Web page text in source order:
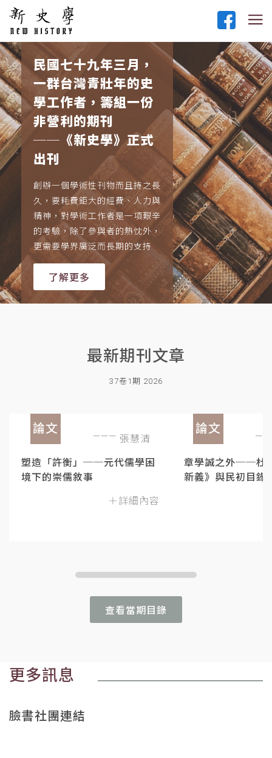
民國七十九年三月，
一群台灣青壯年的史
學工作者，籌組一份
非營利的期刊
──《新史學》正式
出刊
創辦一個學術性刊物而且持之長
久，要耗費鉅大的經費、人力與
精神，對學術工作者是一項艱辛
的考驗，除了參與者的熱忱外，
更需要學界廣泛而長期的支持
了解更多
最新期刊文章
37卷1期 2026
論文
張慧清
塑造「許衡」──元代儒學困
境下的崇儒敘事
＋詳細內容
論文
章學誠之外──杜
新義》與民初目錄
查看當期目錄
更多訊息
臉書社團連結